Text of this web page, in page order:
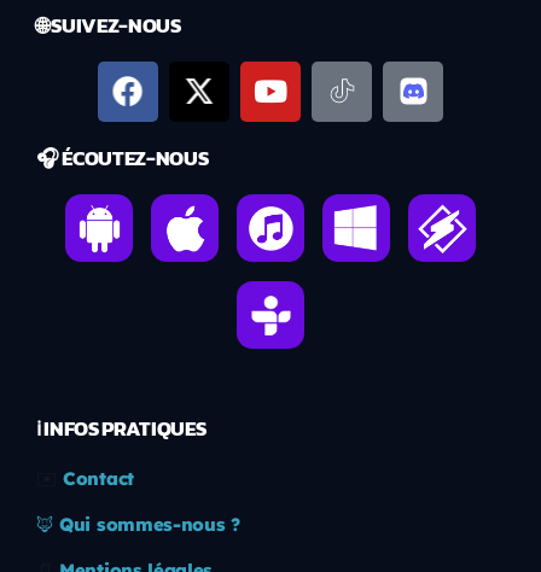
🌐 SUIVEZ-NOUS
🎧 ÉCOUTEZ-NOUS
ℹ️ INFOS PRATIQUES
Contact
🦊 Qui sommes-nous ?